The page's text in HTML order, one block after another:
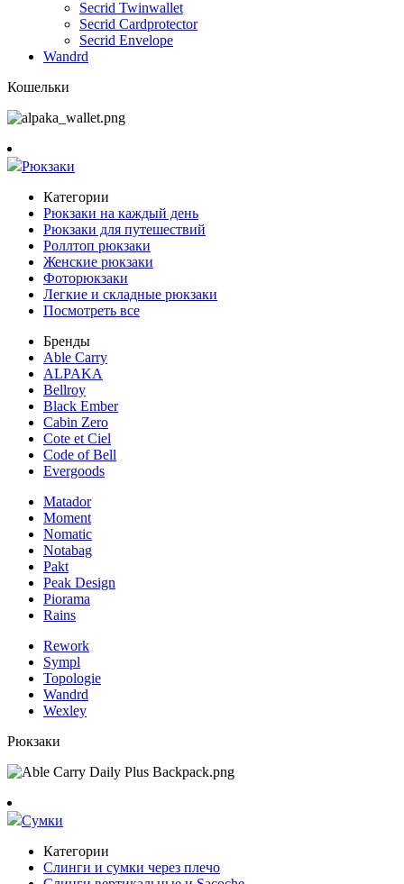
Secrid Twinwallet
Secrid Cardprotector
Secrid Envelope
Wandrd
Кошельки
Рюкзаки
Категории
Рюкзаки на каждый день
Рюкзаки для путешествий
Роллтоп рюкзаки
Женские рюкзаки
Фоторюкзаки
Легкие и складные рюкзаки
Посмотреть все
Бренды
Able Carry
ALPAKA
Bellroy
Black Ember
Cabin Zero
Cote et Ciel
Code of Bell
Evergoods
Matador
Moment
Nomatic
Notabag
Pakt
Peak Design
Piorama
Rains
Rework
Sympl
Topologie
Wandrd
Wexley
Рюкзаки
Сумки
Категории
Слинги и сумки через плечо